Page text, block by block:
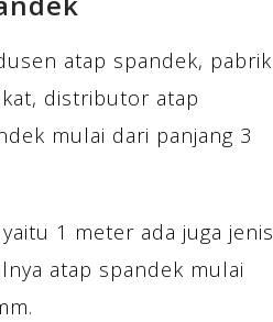
atap spandek, pabrik
distributor atap
mulai dari panjang 3
1 meter ada juga jenis
atap spandek mulai